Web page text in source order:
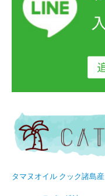
タマヌオイル クック諸島産